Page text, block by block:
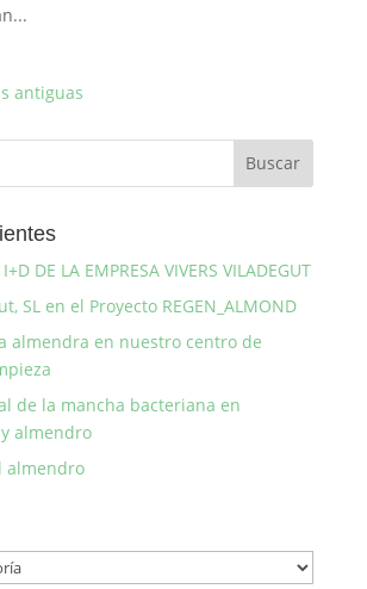
antiguas
DE LA EMPRESA VIVERS VILADEGUT
SL en el Proyecto REGEN_ALMOND
almendra en nuestro centro de
de la mancha bacteriana en
almendro
almendro